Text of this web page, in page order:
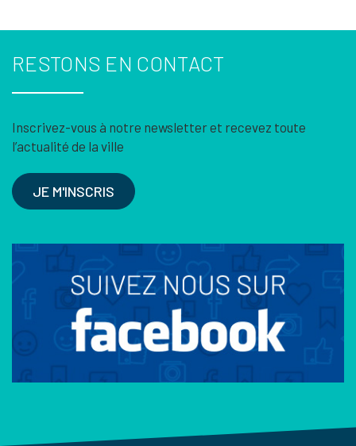
RESTONS EN CONTACT
Inscrivez-vous à notre newsletter et recevez toute
l’actualité de la ville
JE M'INSCRIS